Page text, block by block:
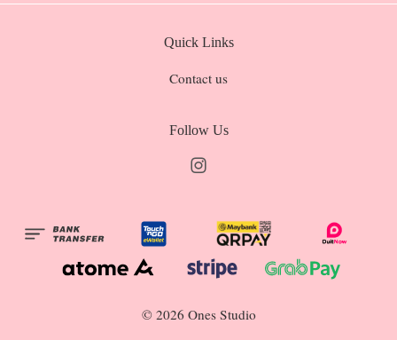
Quick Links
Contact us
Follow Us
© 2026 Ones Studio